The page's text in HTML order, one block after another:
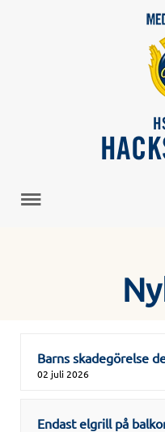
Barns skadegörelse
02 juli 2026
Endast elgrill på